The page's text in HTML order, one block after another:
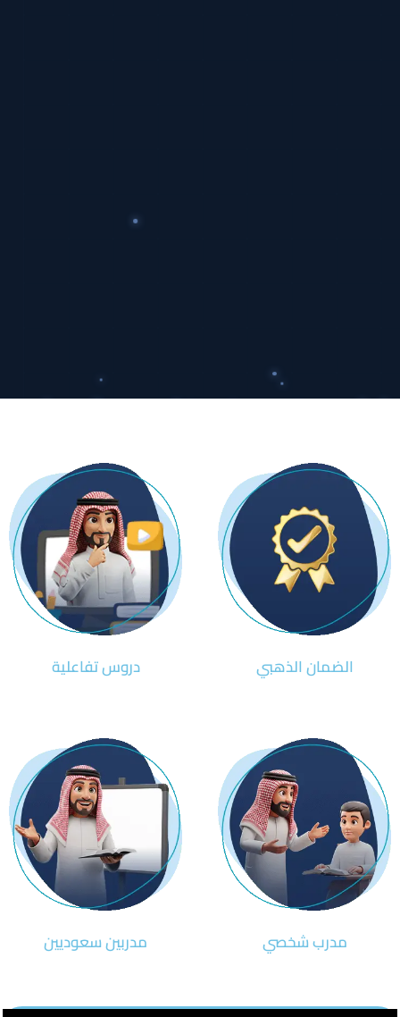
الضمان الذهبي دروس تفاعلية
مدرب شخصي مدربين سعوديين